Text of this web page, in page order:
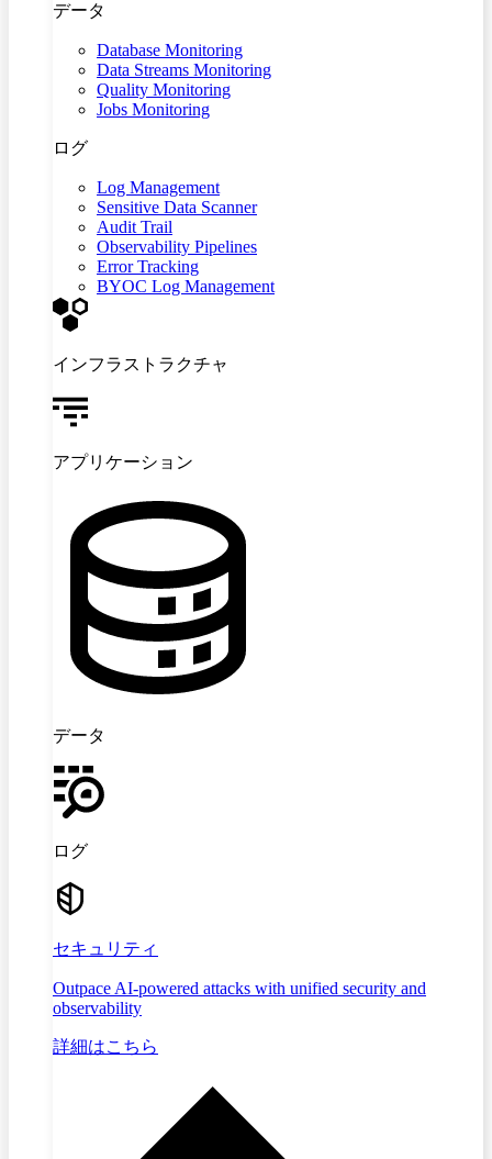
データ
Database Monitoring
Data Streams Monitoring
Quality Monitoring
Jobs Monitoring
ログ
Log Management
Sensitive Data Scanner
Audit Trail
Observability Pipelines
Error Tracking
BYOC Log Management
インフラストラクチャ
アプリケーション
データ
ログ
セキュリティ
Outpace AI-powered attacks with unified security and
observability
詳細はこちら